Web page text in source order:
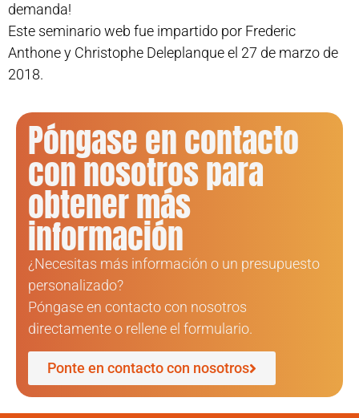
demanda!
Este seminario web fue impartido por Frederic
Anthone y Christophe Deleplanque el 27 de marzo de
2018.
Póngase en contacto
con nosotros para
obtener más
información
¿Necesitas más información o un presupuesto
personalizado?
Póngase en contacto con nosotros
directamente o rellene el formulario.
Ponte en contacto con nosotros